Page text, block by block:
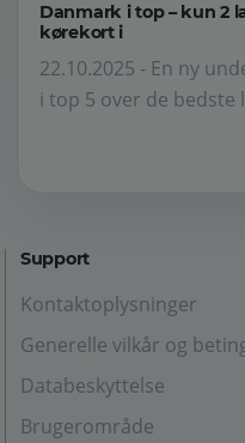
Danmark i top – kun 2
kørekort i
22.10.2025 - En ny
i top 5 over de bedste
Support
Kontaktoplysninger
Generelle vilkår og
Databeskyttelse
Brugerområde